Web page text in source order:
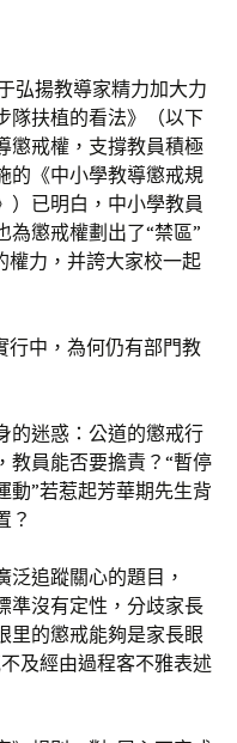
弘揚教導家精力加大力
隊扶植的看法》（以下
懲戒權，支撐教員積極
的《中小學教導懲戒規
）已明白，中小學教員
為懲戒權劃出了“禁區”
權力，并誇大家校一起
行中，為何仍有部門教
的迷惑：公道的懲戒行
教員能否要擔責？“暫停
動”若惹起芳華期先生背
？
泛追蹤關心的題目，
準沒有定性，分歧家長
里的懲戒能夠是家長眼
及經由過程客不雅表述